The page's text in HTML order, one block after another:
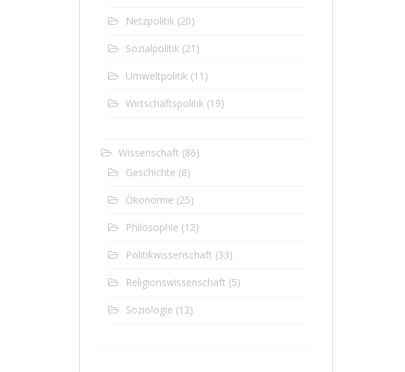
Netzpolitik (20)
Sozialpolitik (21)
Umweltpolitik (11)
Wirtschaftspolitik (19)
Wissenschaft (86)
Geschichte (8)
Ökonomie (25)
Philosophie (12)
Politikwissenschaft (33)
Religionswissenschaft (5)
Soziologie (12)